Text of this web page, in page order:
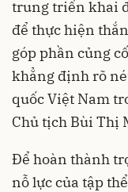
trung triển khai
để thực hiện
góp phần củng
khẳng định rõ
quốc Việt Nam
Chủ tịch Bùi Thị
Để hoàn thành
nỗ lực của tập